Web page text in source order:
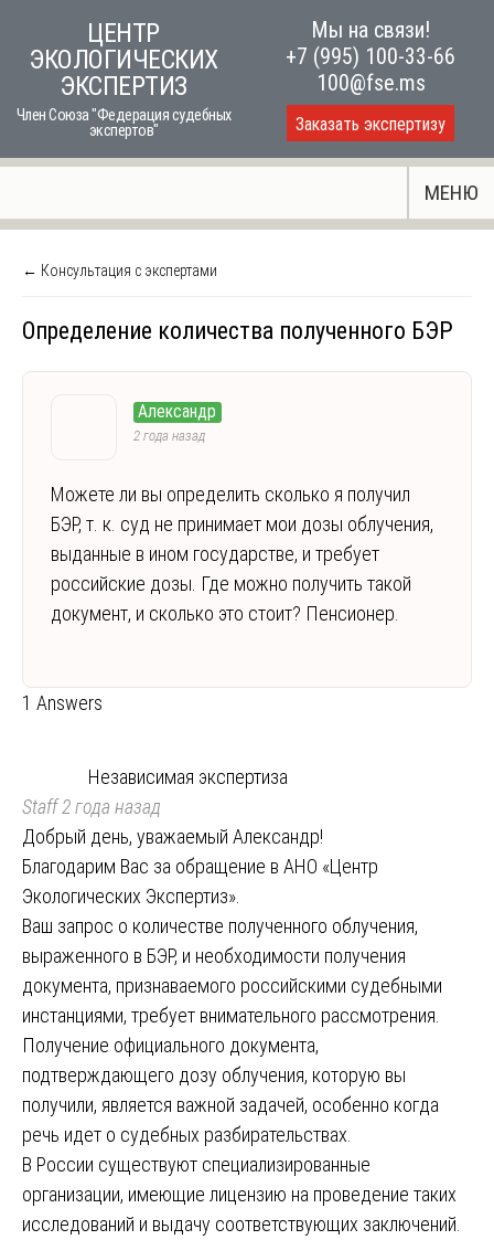
content
ЦЕНТР
ЭКОЛОГИЧЕСКИХ
ЭКСПЕРТИЗ
Член Союза "Федерация судебных
экспертов"
Мы на связи!
+7 (995) 100-33-66
100@fse.ms
Заказать экспертизу
МЕНЮ
← Консультация с экспертами
Определение количества полученного БЭР
Александр
2 года назад
Можете ли вы определить сколько я получил
БЭР, т. к. суд не принимает мои дозы облучения,
выданные в ином государстве, и требует
российские дозы. Где можно получить такой
документ, и сколько это стоит? Пенсионер.
1 Answers
Независимая экспертиза
Staff2 года назад
Добрый день, уважаемый Александр!
Благодарим Вас за обращение в АНО «Центр
Экологических Экспертиз».
Ваш запрос о количестве полученного облучения,
выраженного в БЭР, и необходимости получения
документа, признаваемого российскими судебными
инстанциями, требует внимательного рассмотрения.
Получение официального документа,
подтверждающего дозу облучения, которую вы
получили, является важной задачей, особенно когда
речь идет о судебных разбирательствах.
В России существуют специализированные
организации, имеющие лицензию на проведение таких
исследований и выдачу соответствующих заключений.